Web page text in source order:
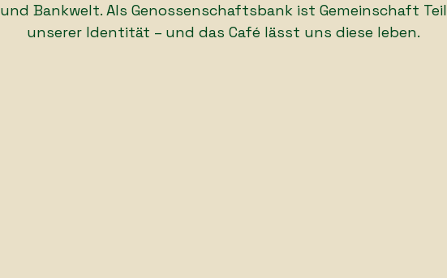
und Bankwelt. Als Genossenschaftsbank ist Gemeinschaft Teil
unserer Identität – und das Café lässt uns diese leben.